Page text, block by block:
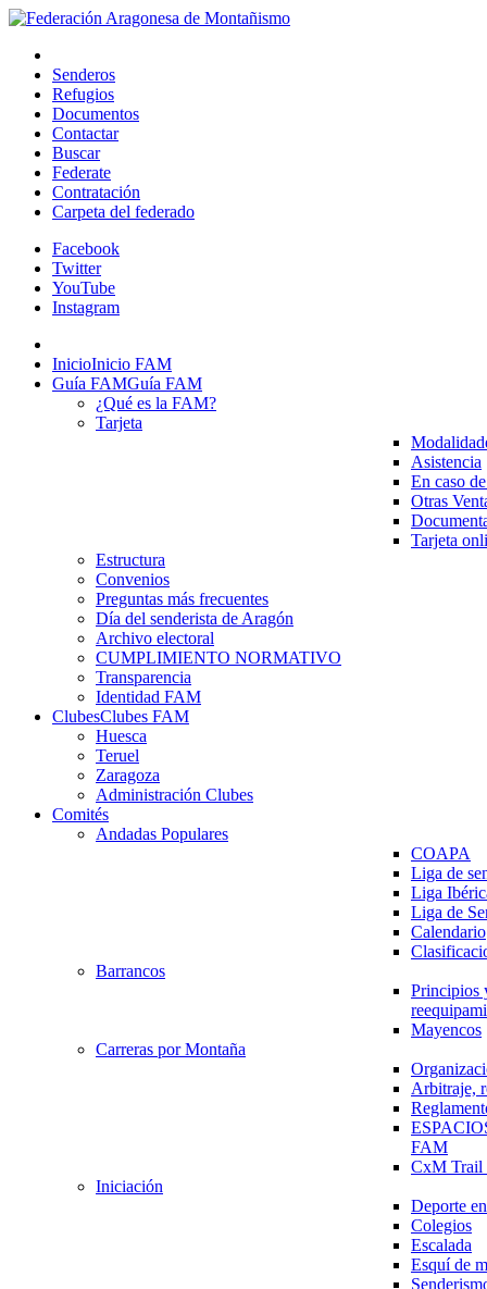
Senderos
Refugios
Documentos
Contactar
Buscar
Federate
Contratación
Carpeta del federado
Facebook
Twitter
YouTube
Instagram
InicioInicio FAM
Guía FAMGuía FAM
¿Qué es la FAM?
Tarjeta
Asistencia
En caso
Otras
Tarjeta
Estructura
Convenios
Preguntas más frecuentes
Día del senderista de Aragón
Archivo electoral
CUMPLIMIENTO NORMATIVO
Transparencia
Identidad FAM
ClubesClubes FAM
Huesca
Teruel
Zaragoza
Administración Clubes
Comités
Andadas Populares
COAPA
Liga de
Liga
Liga de
Calendario
Barrancos
Principios
Mayencos
Carreras por Montaña
Arbitraje,
FAM
CxM
Iniciación
Deporte
Colegios
Escalada
Esquí de